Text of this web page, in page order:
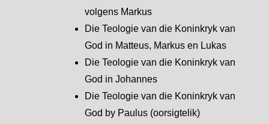
volgens Markus
Die Teologie van die Koninkryk van
God in Matteus, Markus en Lukas
Die Teologie van die Koninkryk van
God in Johannes
Die Teologie van die Koninkryk van
God by Paulus (oorsigtelik)